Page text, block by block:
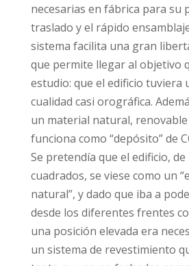
necesarias en fábrica para su
traslado y el rápido
sistema facilita una gran
que permite llegar al objetivo
estudio: que el edificio tuviera
cualidad casi orográfica.
un material natural, renovable
funciona como “depósito” de
Se pretendía que el edificio,
cuadrados, se viese como un
natural”, y dado que iba a
desde los diferentes frentes
una posición elevada era
un sistema de revestimiento